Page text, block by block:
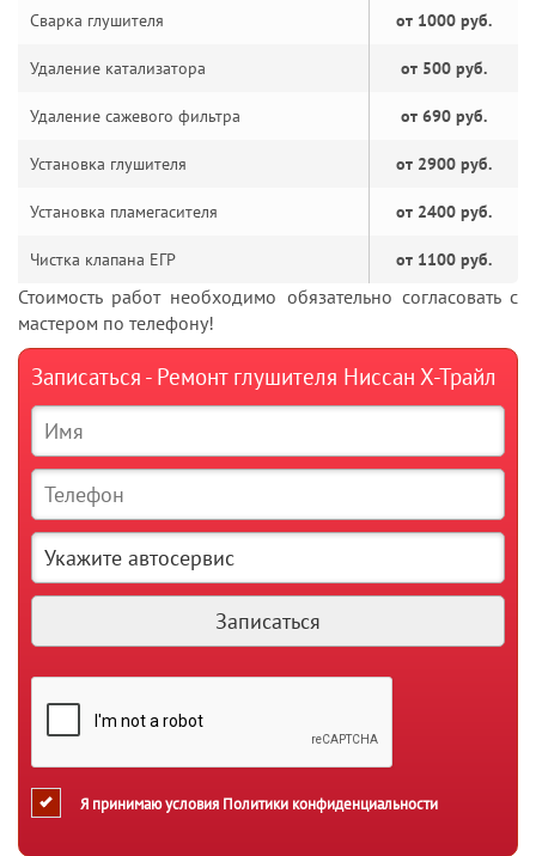
Сварка глушителя от 1000 руб.
Удаление катализатора от 500 руб.
Удаление сажевого фильтра от 690 руб.
Установка глушителя от 2900 руб.
Установка пламегасителя от 2400 руб.
Чистка клапана ЕГР от 1100 руб.
Стоимость работ необходимо обязательно согласовать с
мастером по телефону!
Записаться - Ремонт глушителя Ниссан Х-Трайл
Я принимаю условия Политики конфиденциальности